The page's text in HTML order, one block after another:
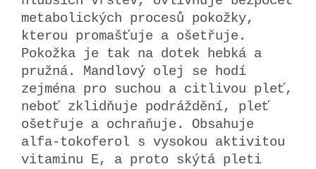
metabolických procesů pokožky,
kterou promašťuje a ošetřuje.
Pokožka je tak na dotek hebká a
pružná. Mandlový olej se hodí
zejména pro suchou a citlivou pleť,
neboť zklidňuje podráždění, pleť
ošetřuje a ochraňuje. Obsahuje
alfa-tokoferol s vysokou aktivitou
vitaminu E, a proto skýtá pleti